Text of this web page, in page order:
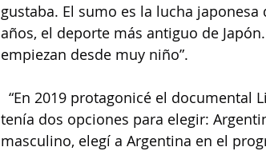
gustaba. El sumo es la lucha
años, el deporte más antiguo de
empiezan desde muy niño”.
“En 2019 protagonicé el documental
tenía dos opciones para elegir:
masculino, elegí a Argentina en el